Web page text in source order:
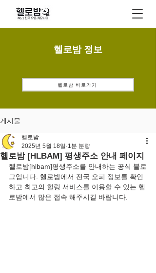
헬로밤 정보
헬로밤 바로가기
게시물
헬로밤 [HLBAM] 평생주소 안내 페이지
헬로밤
2025년 5월 18일 1분 분량
헬로밤[hlbam]평생주소를 안내하는 공식 블로
그입니다. 헬로밤에서 전국 오피 정보를 확인
하고 최고의 힐링 서비스를 이용할 수 있는 헬
로밤에서 많은 접속 해주시길 바랍니다.